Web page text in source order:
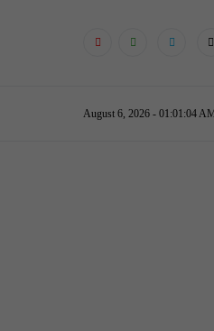
August 6, 2026 - 01:01:05